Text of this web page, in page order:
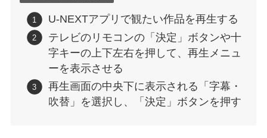
U-NEXTアプリで観たい作品を再生する
テレビのリモコンの「決定」ボタンや十
字キーの上下左右を押して、再生メニュ
ーを表示させる
再生画面の中央下に表示される「字幕・
吹替」を選択し、「決定」ボタンを押す